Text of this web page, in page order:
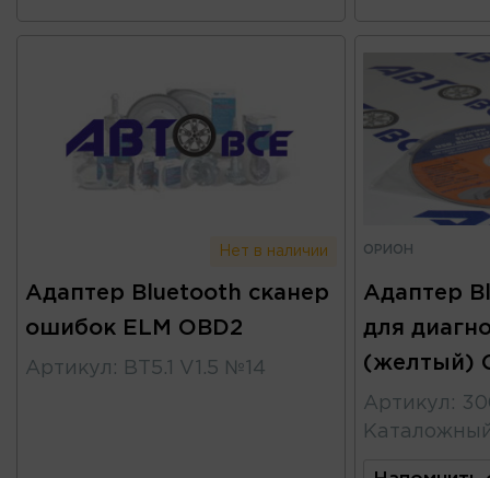
Нет в наличии
Адаптер Bluetooth сканер
ошибок ELM OBD2
Артикул : BT5.1 V1.5 №14
ОРИОН
Адаптер
для
(желтый)
Артикул :